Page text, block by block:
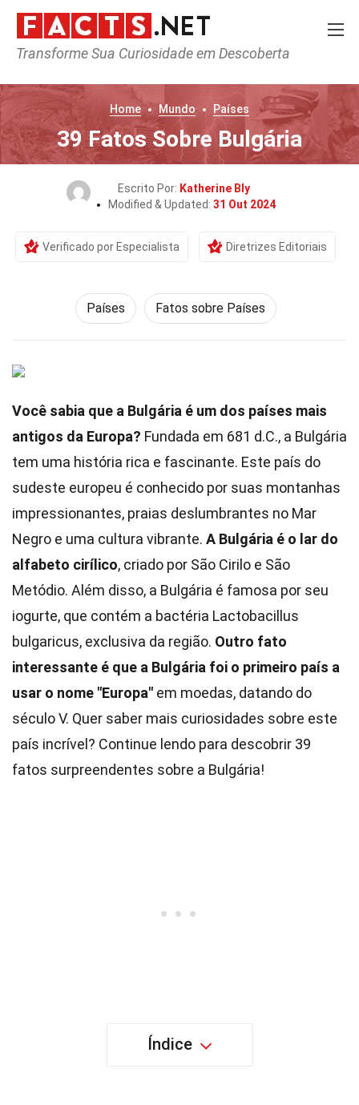
Transforme Sua Curiosidade em Descoberta
Home Mundo Países
39 Fatos Sobre Bulgária
Escrito Por: Katherine Bly
Modified & Updated: 31 Out 2024
Verificado por Especialista Diretrizes Editoriais
Países Fatos sobre Países
Você sabia que a Bulgária é um dos países mais
antigos da Europa? Fundada em 681 d.C., a Bulgária
tem uma história rica e fascinante. Este país do
sudeste europeu é conhecido por suas montanhas
impressionantes, praias deslumbrantes no Mar
Negro e uma cultura vibrante. A Bulgária é o lar do
alfabeto cirílico, criado por São Cirilo e São
Metódio. Além disso, a Bulgária é famosa por seu
iogurte, que contém a bactéria Lactobacillus
bulgaricus, exclusiva da região. Outro fato
interessante é que a Bulgária foi o primeiro país a
usar o nome "Europa" em moedas, datando do
século V. Quer saber mais curiosidades sobre este
país incrível? Continue lendo para descobrir 39
fatos surpreendentes sobre a Bulgária!
Índice